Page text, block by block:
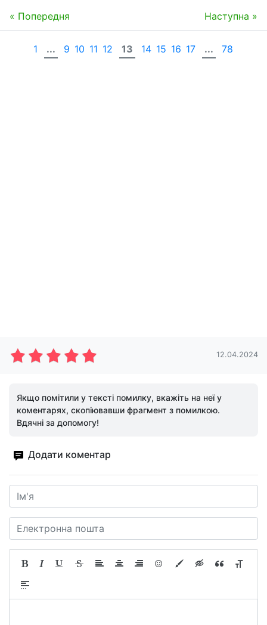
« Попередня Наступна »
1 ... 9 10 11 12 13 14 15 16 17 ... 78
12.04.2024
Якщо помітили у тексті помилку, вкажіть на неї у
коментарях, скопіювавши фрагмент з помилкою.
Вдячні за допомогу!
Додати коментар